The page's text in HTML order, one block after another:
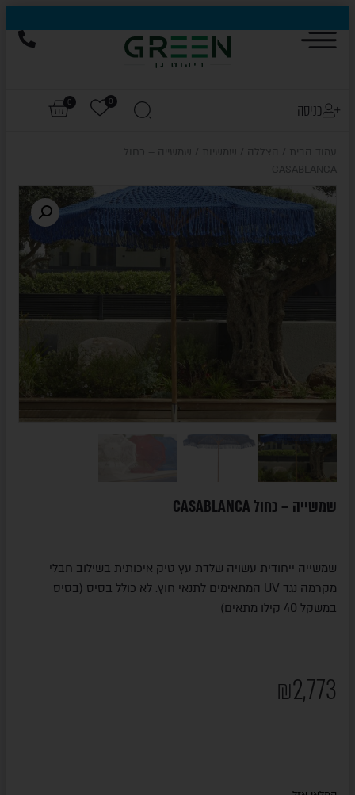
הייגולד- המותג שכבש את עולם החוץ, עכשיו בהנחות של עד 50%
כניסה 0
0
עמוד הבית הצללה שמשיות
/ שמשייה – כחול
CASABLANCA
שמשייה – כחול CASABLANCA
שמשייה ייחודית עשויה שלדת עץ טיק איכותית בשילוב חבלי
מקרמה נגד UV המתאימים לתנאי חוץ. לא כולל בסיס (בסיס
במשקל 40 קילו מתאים)
₪2,773